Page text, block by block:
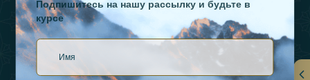
Подпишитесь на нашу рассылку и будьте в
курсе